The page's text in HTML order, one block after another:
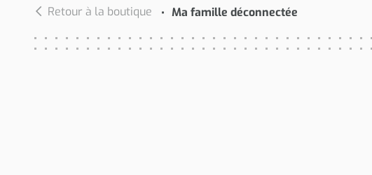
Retour à la boutique Ma famille déconnectée